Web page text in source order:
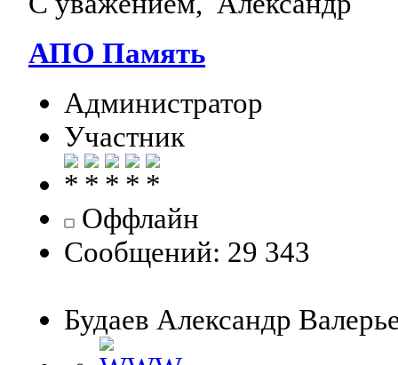
АПО Память
Администратор
Участник
Оффлайн
Сообщений: 29 343
Будаев Александр